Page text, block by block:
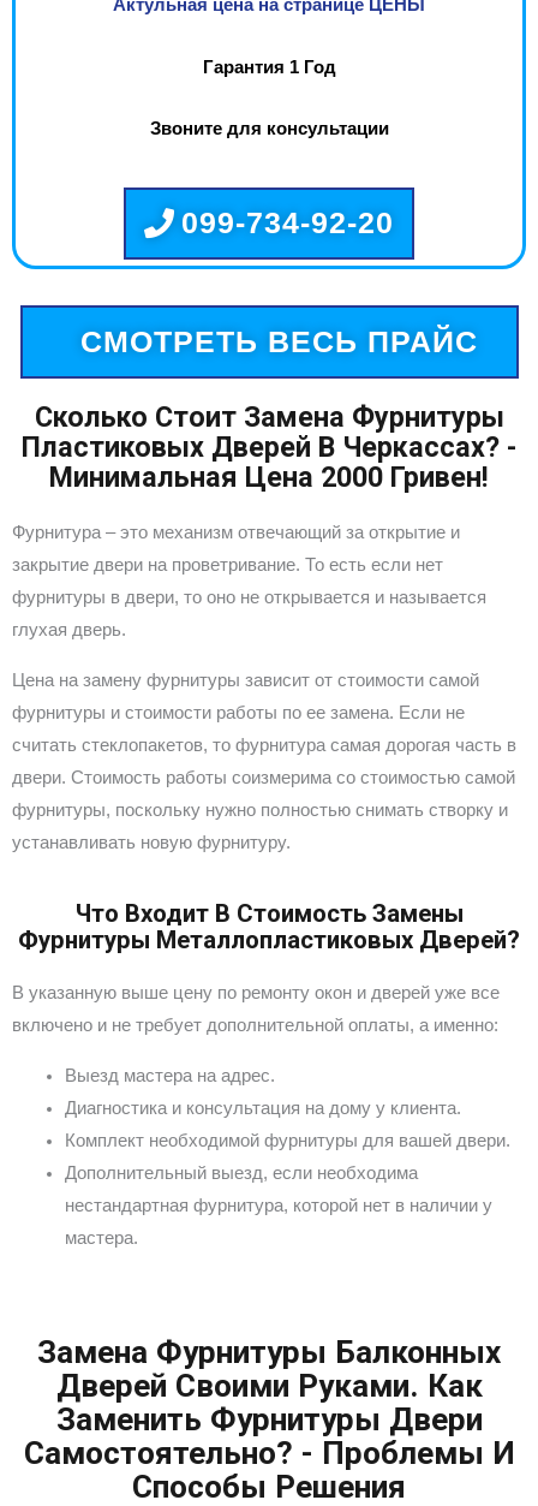
Актульная цена на странице ЦЕНЫ
Гарантия 1 Год
Звоните для консультации
099-734-92-20
СМОТРЕТЬ ВЕСЬ ПРАЙС
Сколько Стоит Замена Фурнитуры
Пластиковых Дверей В Черкассах? -
Минимальная Цена 2000 Гривен!
Фурнитура – это механизм отвечающий за открытие и
закрытие двери на проветривание. То есть если нет
фурнитуры в двери, то оно не открывается и называется
глухая дверь.
Цена на замену фурнитуры зависит от стоимости самой
фурнитуры и стоимости работы по ее замена. Если не
считать стеклопакетов, то фурнитура самая дорогая часть в
двери. Стоимость работы соизмерима со стоимостью самой
фурнитуры, поскольку нужно полностью снимать створку и
устанавливать новую фурнитуру.
Что Входит В Стоимость Замены
Фурнитуры Металлопластиковых Дверей?
В указанную выше цену по ремонту окон и дверей уже все
включено и не требует дополнительной оплаты, а именно:
Выезд мастера на адрес.
Диагностика и консультация на дому у клиента.
Комплект необходимой фурнитуры для вашей двери.
Дополнительный выезд, если необходима
нестандартная фурнитура, которой нет в наличии у
мастера.
Замена Фурнитуры Балконных
Дверей Своими Руками. Как
Заменить Фурнитуры Двери
Самостоятельно? - Проблемы И
Способы Решения